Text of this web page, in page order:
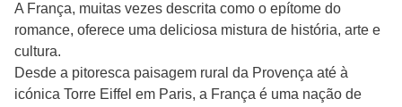
A França, muitas vezes descrita como o epítome do
romance, oferece uma deliciosa mistura de história, arte e
cultura.
Desde a pitoresca paisagem rural da Provença até à
icónica Torre Eiffel em Paris, a França é uma nação de